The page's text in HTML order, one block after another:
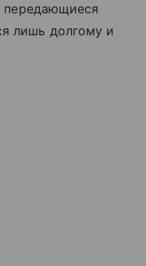
передающиеся
лишь долгому и